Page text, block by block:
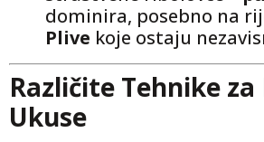
dominira, posebno na
Plive koje ostaju
Različite Tehnike
Ukuse